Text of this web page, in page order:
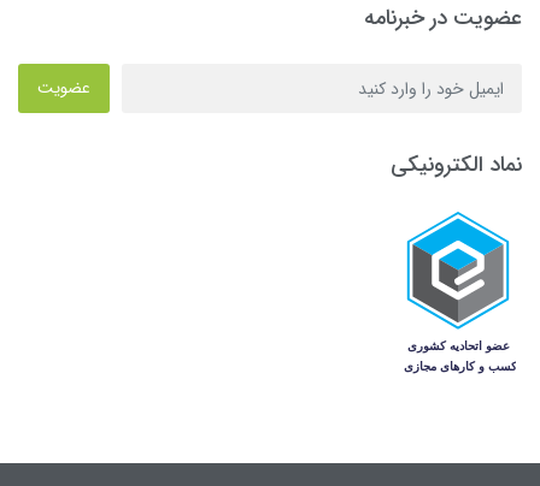
عضویت در خبرنامه
عضویت
نماد الکترونیکی